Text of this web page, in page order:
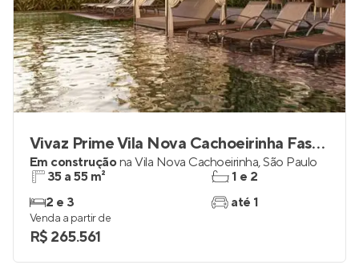
Vivaz Prime Vila Nova Cachoeirinha Fase 2
Em construçãona Vila Nova Cachoeirinha,São Paulo
35 a 55 m²
2 e 3
1 e 2
até 1
Venda a partir de
R$ 265.561